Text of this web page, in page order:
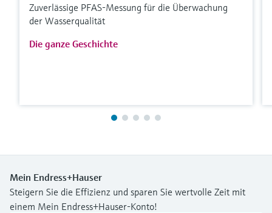
Zuverlässige PFAS-Messung für die Überwachung
der Wasserqualität
Die ganze Geschichte
Mein Endress+Hauser
Steigern Sie die Effizienz und sparen Sie wertvolle Zeit mit
einem Mein Endress+Hauser-Konto!